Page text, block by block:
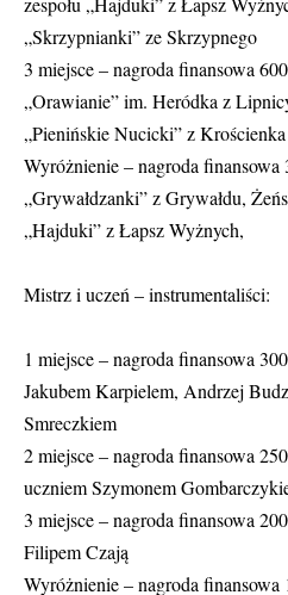
„Skrzypnianki” ze Skrzypnego
3 miejsce – nagroda finansowa
„Orawianie” im. Heródka z
„Pienińskie Nucicki” z
Wyróżnienie – nagroda finansowa
„Grywałdzanki” z Grywałdu,
„Hajduki” z Łapsz Wyżnych,
Mistrz i uczeń – instrumentaliści:
1 miejsce – nagroda finansowa
Jakubem Karpielem, Andrzej
Smreczkiem
2 miejsce – nagroda finansowa
uczniem Szymonem
3 miejsce – nagroda finansowa
Filipem Czają
Wyróżnienie – nagroda finansowa